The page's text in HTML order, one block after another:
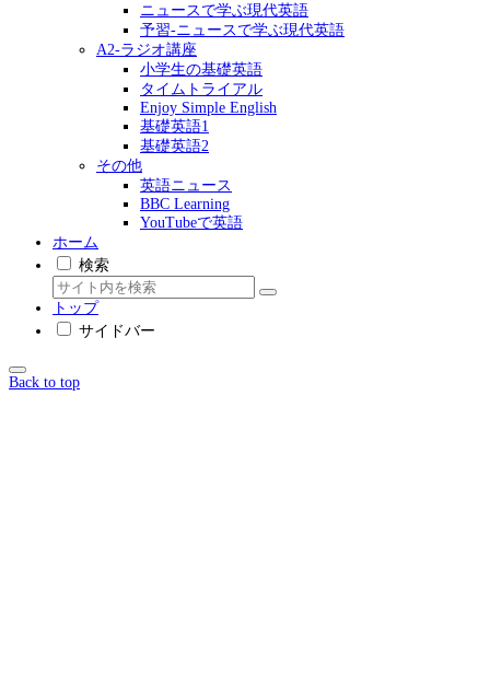
ニュースで学ぶ現代英語
予習-ニュースで学ぶ現代英語
A2-ラジオ講座
小学生の基礎英語
タイムトライアル
Enjoy Simple English
基礎英語1
基礎英語2
その他
英語ニュース
BBC Learning
YouTubeで英語
ホーム
検索
トップ
サイドバー
Back to top